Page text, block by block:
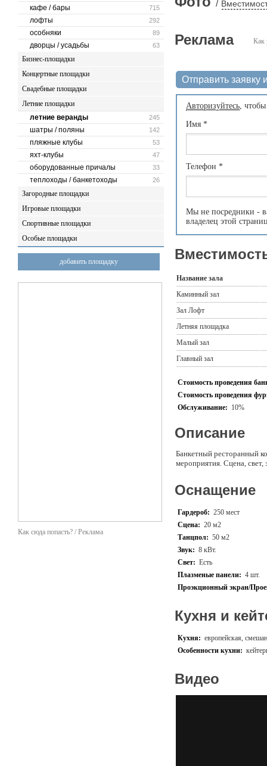
715
кафе / бары
292
лофты
89
особняки
63
дворцы / усадьбы
Бизнес-площадки
Концертные площадки
Свадебные площадки
Летние площадки
245
летние веранды
142
шатры / поляны
53
пляжные клубы
47
яхт-клубы
33
оборудованные причалы
26
теплоходы / банкетоходы
Загородные площадки
Игровые площадки
Спортивные площадки
Особые площадки
добавить площадку
Как сюда попасть? / Реклама
/
Как
Реклама
Отправить заявку
Авторизуйтесь,
Имя *
Телефон *
Мы не посредники -
владелец этой
Название зала
Каминный зал
Зал Лофт
Летняя площадка
Малый зал
Главный зал
Стоимость проведения
Стоимость проведения
Обслуживание: 10%
Описание
Банкетный ресторанный
мероприятия. Сцена, свет,
Оснащение
Гардероб: 250 мест
Сцена: 20 м2
Танцпол: 50 м2
Звук: 8 кВт.
Свет: Есть
Плазменые панели: 4 шт.
Проэкционный экран/
Кухня и
Кухня: европейская,
Особенности кухни:
Видео